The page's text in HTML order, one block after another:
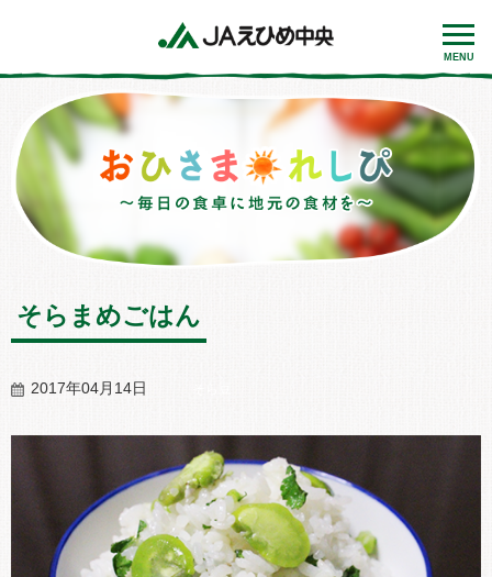
MENU
そらまめごはん
2017年04月14日